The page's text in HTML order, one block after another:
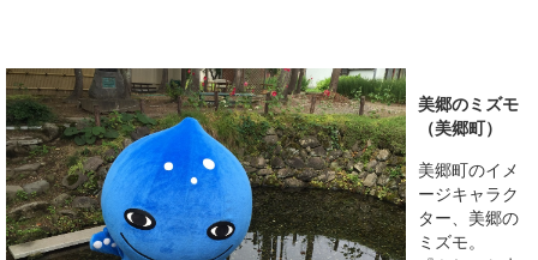
美郷のミズモ
（美郷町）
美郷町のイメ
ージキャラク
ター、美郷の
ミズモ。